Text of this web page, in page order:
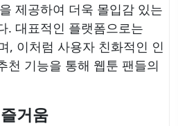
제공하여 더욱 몰입감 있는
. 대표적인 플랫폼으로는
, 이처럼 사용자 친화적인 인
천 기능을 통해 웹툰 팬들의
거움